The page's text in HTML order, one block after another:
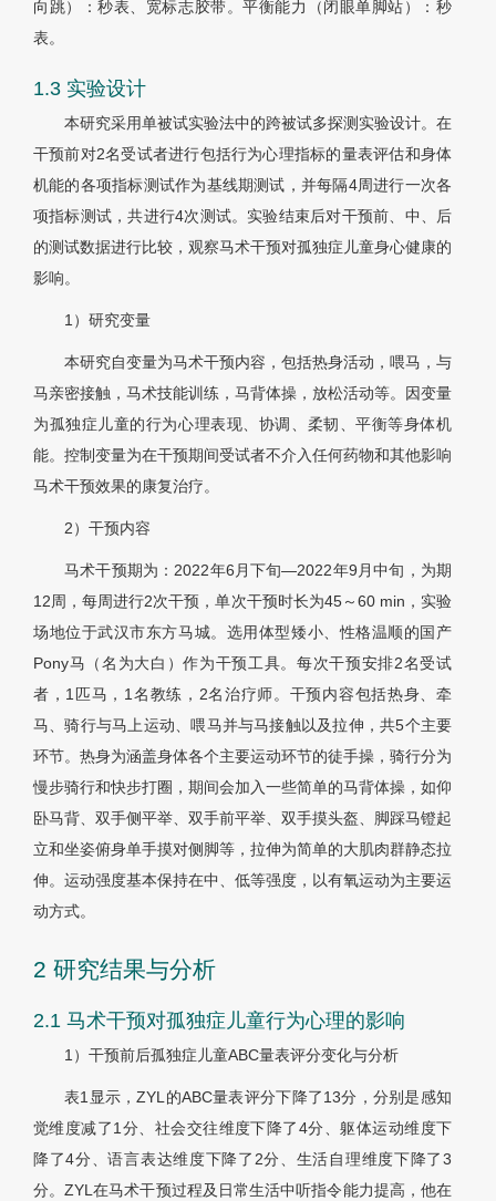
向跳）：秒表、宽标志胶带。平衡能力（闭眼单脚站）：秒
表。
1.3 实验设计
本研究采用单被试实验法中的跨被试多探测实验设计。在
干预前对2名受试者进行包括行为心理指标的量表评估和身体
机能的各项指标测试作为基线期测试，并每隔4周进行一次各
项指标测试，共进行4次测试。实验结束后对干预前、中、后
的测试数据进行比较，观察马术干预对孤独症儿童身心健康的
影响。
1）研究变量
本研究自变量为马术干预内容，包括热身活动，喂马，与
马亲密接触，马术技能训练，马背体操，放松活动等。因变量
为孤独症儿童的行为心理表现、协调、柔韧、平衡等身体机
能。控制变量为在干预期间受试者不介入任何药物和其他影响
马术干预效果的康复治疗。
2）干预内容
马术干预期为：2022年6月下旬—2022年9月中旬，为期
12周，每周进行2次干预，单次干预时长为45～60 min，实验
场地位于武汉市东方马城。选用体型矮小、性格温顺的国产
Pony马（名为大白）作为干预工具。每次干预安排2名受试
者，1匹马，1名教练，2名治疗师。干预内容包括热身、牵
马、骑行与马上运动、喂马并与马接触以及拉伸，共5个主要
环节。热身为涵盖身体各个主要运动环节的徒手操，骑行分为
慢步骑行和快步打圈，期间会加入一些简单的马背体操，如仰
卧马背、双手侧平举、双手前平举、双手摸头盔、脚踩马镫起
立和坐姿俯身单手摸对侧脚等，拉伸为简单的大肌肉群静态拉
伸。运动强度基本保持在中、低等强度，以有氧运动为主要运
动方式。
2 研究结果与分析
2.1 马术干预对孤独症儿童行为心理的影响
1）干预前后孤独症儿童ABC量表评分变化与分析
表1显示，ZYL的ABC量表评分下降了13分，分别是感知
觉维度减了1分、社会交往维度下降了4分、躯体运动维度下
降了4分、语言表达维度下降了2分、生活自理维度下降了3
分。ZYL在马术干预过程及日常生活中听指令能力提高，他在